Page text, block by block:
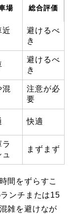
場 総合評価
近
避けるべ
き
避けるべ
き
混
注意が必
要
快適
ラ
まずまず
間をずらすこ
ンチまたは15
雑を避けなが